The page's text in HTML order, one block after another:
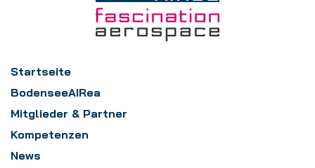
Startseite
BodenseeAIRea
Mitglieder & Partner
Kompetenzen
News